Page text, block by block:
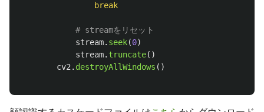
break
stream. seek(0)
stream. truncate()
cv2 . destroyAllWindows ()